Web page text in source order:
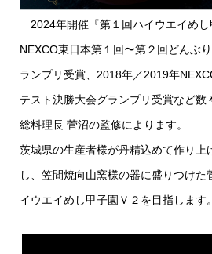
2024年開催『第１回ハイウエイめし
NEXCO東日本第１回〜第２回どんぶ
ランプリ受賞、2018年／2019年
テスト決勝大会グランプリ受賞など数
総料理長 菅沼の監修によります。
茨城県の生産者様が丹精込めて作り上
し、笠間焼向山窯様の器に盛りつけた
イウエイめし甲子園Ｖ２を目指します。